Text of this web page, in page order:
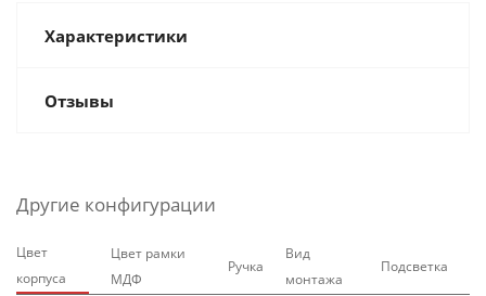
Характеристики
Отзывы
Другие конфигурации
Цвет
корпуса
Цвет рамки
МДФ
Ручка
Вид
монтажа
Подсветка